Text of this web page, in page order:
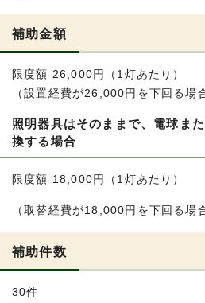
補助金額
限度額 26,000円（1灯あたり）
（設置経費が26,000円を下回る場
照明器具はそのままで、電球ま
換する場合
限度額 18,000円（1灯あたり）
（取替経費が18,000円を下回る場
補助件数
30件